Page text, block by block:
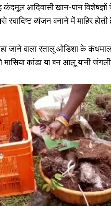
आदिवासी खान-पान विशेषज्ञों
व्यंजन बनाने में माहिर
जाने वाला रतालू ओडिशा के
कांडा या बन आलू यानी